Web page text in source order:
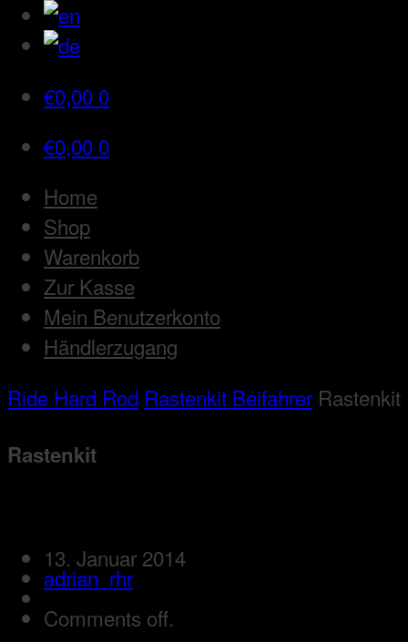
€0,00 0
€0,00 0
Home
Shop
Warenkorb
Zur Kasse
Mein Benutzerkonto
Händlerzugang
Ride Hard Rod Rastenkit Beifahrer Rastenkit
Rastenkit
13. Januar 2014
adrian_rhr
Comments off.